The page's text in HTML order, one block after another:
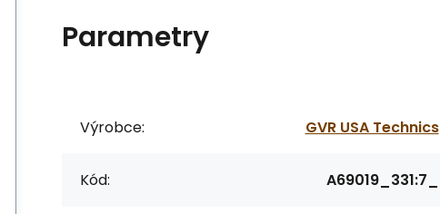
Parametry
Výrobce: GVR USA Technics
Kód: A69019_331:7_